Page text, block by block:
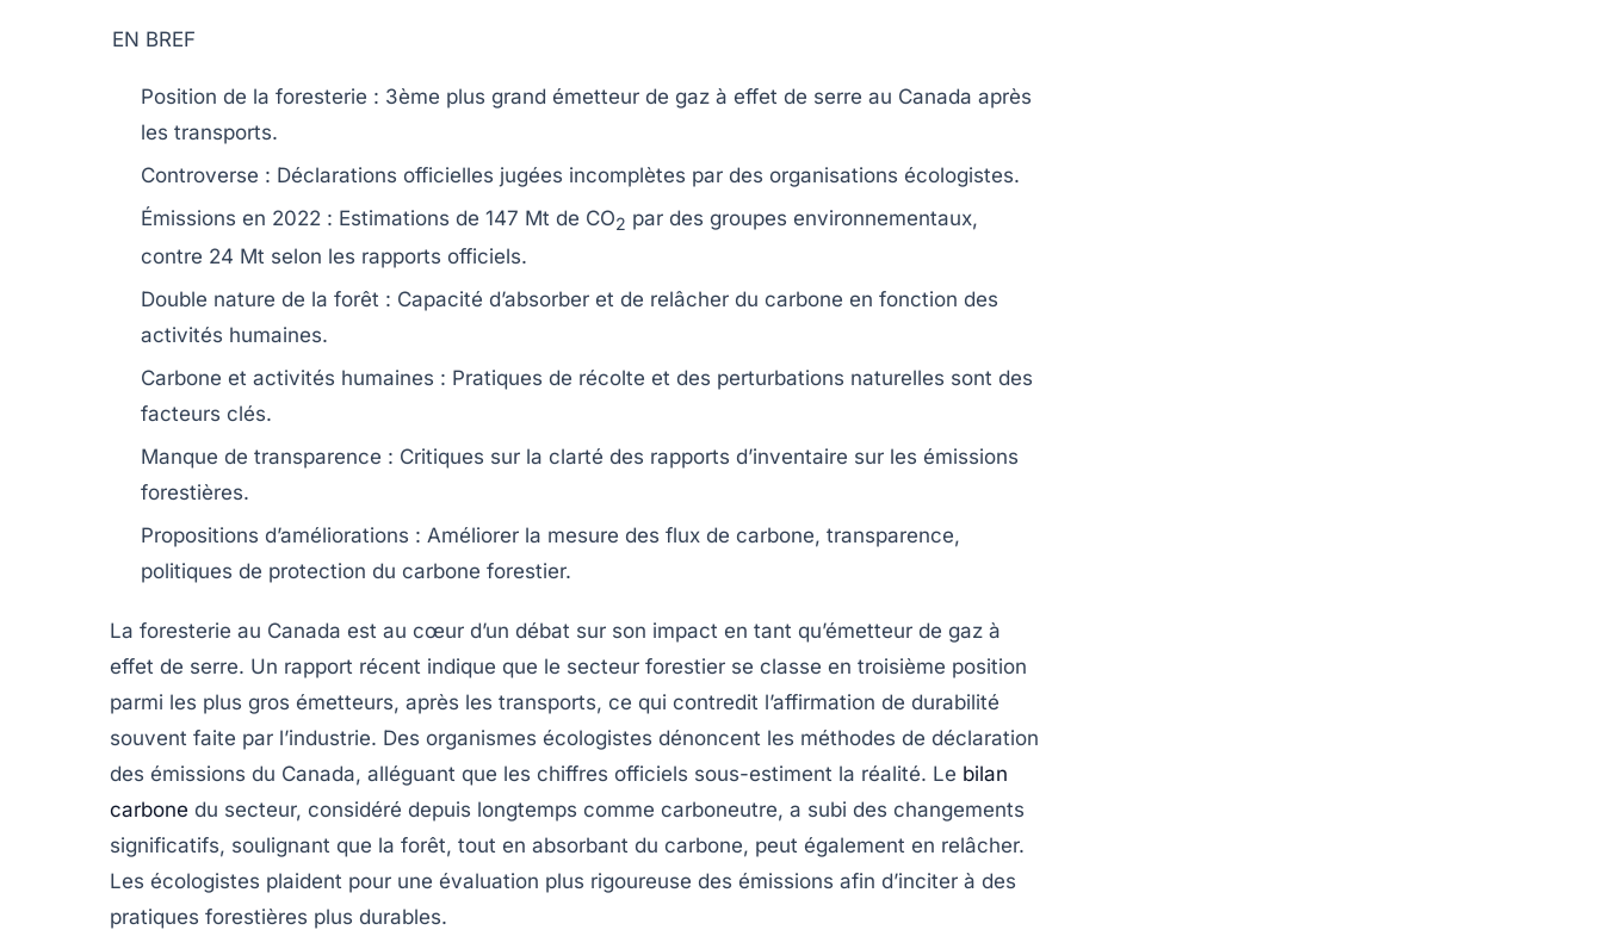
EN BREF
Position de la foresterie : 3ème plus grand émetteur de gaz à effet de serre au Canada après
les transports.
Controverse : Déclarations officielles jugées incomplètes par des organisations écologistes.
Émissions en 2022 : Estimations de 147 Mt de CO2 par des groupes environnementaux,
contre 24 Mt selon les rapports officiels.
Double nature de la forêt : Capacité d’absorber et de relâcher du carbone en fonction des
activités humaines.
Carbone et activités humaines : Pratiques de récolte et des perturbations naturelles sont des
facteurs clés.
Manque de transparence : Critiques sur la clarté des rapports d’inventaire sur les émissions
forestières.
Propositions d’améliorations : Améliorer la mesure des flux de carbone, transparence,
politiques de protection du carbone forestier.
La foresterie au Canada est au cœur d’un débat sur son impact en tant qu’émetteur de gaz à
effet de serre. Un rapport récent indique que le secteur forestier se classe en troisième position
parmi les plus gros émetteurs, après les transports, ce qui contredit l’affirmation de durabilité
souvent faite par l’industrie. Des organismes écologistes dénoncent les méthodes de déclaration
des émissions du Canada, alléguant que les chiffres officiels sous-estiment la réalité. Le bilan
carbone du secteur, considéré depuis longtemps comme carboneutre, a subi des changements
significatifs, soulignant que la forêt, tout en absorbant du carbone, peut également en relâcher.
Les écologistes plaident pour une évaluation plus rigoureuse des émissions afin d’inciter à des
pratiques forestières plus durables.